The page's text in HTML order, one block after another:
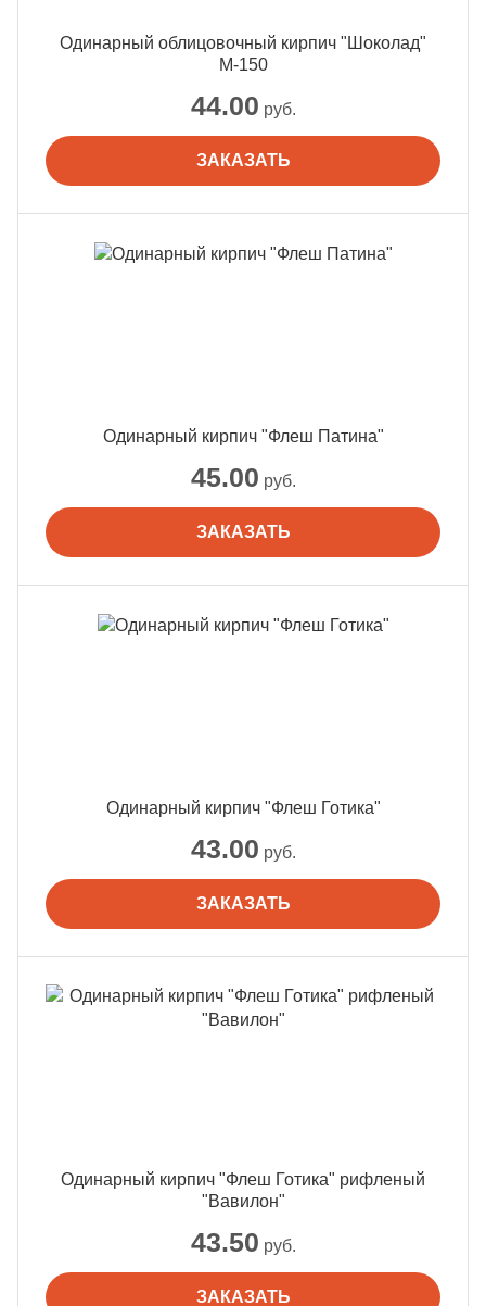
44.00 руб.
ЗАКАЗАТЬ
Одинарный облицовочный кирпич "Шоколад"
М-150
45.00 руб.
ЗАКАЗАТЬ
Одинарный кирпич "Флеш Патина"
43.00 руб.
ЗАКАЗАТЬ
Одинарный кирпич "Флеш Готика"
43.50 руб.
ЗАКАЗАТЬ
Одинарный кирпич "Флеш Готика" рифленый
"Вавилон"